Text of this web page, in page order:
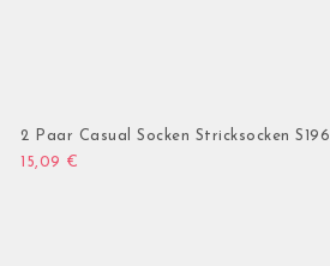
2 Paar Casual Socken Stricksocken S196
15,09 €